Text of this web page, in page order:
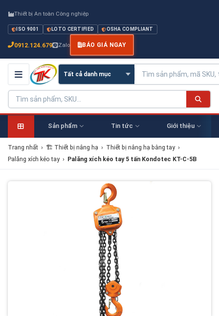
Thiết bị An toàn Công nghiệp
ISO 9001 LOTO CERTIFIED OSHA COMPLIANT
0912.124.679 Zalo BÁO GIÁ NGAY
Sản phẩm Tin tức Giới thiệu
Trang nhất › 🏗 Thiết bị nâng hạ › Thiết bị nâng hạ bằng tay ›
Palăng xích kéo tay › Palăng xích kéo tay 5 tấn Kondotec KT-C-5B